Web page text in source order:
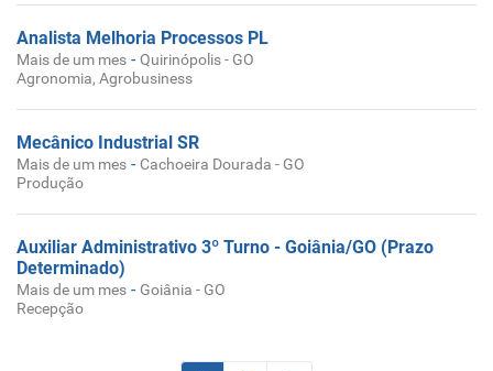
Analista Melhoria Processos PL
Mais de um mes -Quirinópolis - GO
Agronomia, Agrobusiness
Mecânico Industrial SR
Mais de um mes - Cachoeira Dourada - GO
Produção
Auxiliar Administrativo 3º Turno - Goiânia/GO (Prazo
Determinado)
Mais de um mes - Goiânia - GO
Recepção